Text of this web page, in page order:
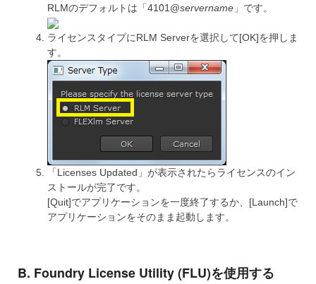
RLMのデフォルトは「4101@servername 」です。
ライセンスタイプにRLM Serverを選択して[OK]を押しま
す。
「Licenses Updated」が表示されたらライセンスのイン
ストールが完了です。
[Quit]でアプリケーションを一度終了するか、[Launch]で
アプリケーションをそのまま起動します。
B. Foundry License Utility (FLU)を使用する